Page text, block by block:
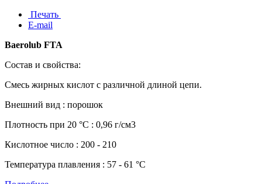
Печать
E-mail
Baerolub FTA
Состав и свойства:
Смесь жирных кислот с различной длиной цепи.
Внешний вид : порошок
Плотность при 20 °С : 0,96 г/см3
Кислотное число : 200 - 210
Температура плавления : 57 - 61 °С